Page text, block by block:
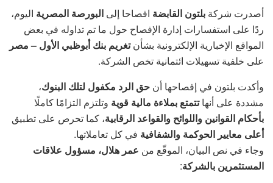
أصدرت شركة بلتون القابضة افصاحا إلى البورصة المصرية اليوم،
ردًا على استفسارات إدارة الإفصاح حول ما تم تداوله في بعض
المواقع الإخبارية الإلكترونية بشأنتغريم بنك أبوظبي الأول – مصر
على خلفية تسهيلات ائتمانية تخص الشركة.
وأكدت بلتون في إفصاحها أن حق الرد مكفول لتلك البنوك،
مشددة على أنهاتتمتع بملاءة مالية قوية وتلتزم التزامًا كاملًا
بأحكام القوانين واللوائح والقواعد الرقابية، كما تحرص على تطبيق
أعلى معايير الحوكمة والشفافية في كل تعاملاتها.
وجاء في نص البيان، الموقّع من عمر هلال، مسؤول علاقات
المستثمرين بالشركة: